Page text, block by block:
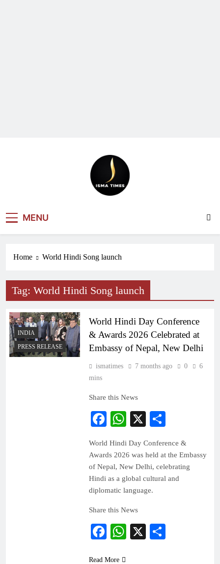
MENU
Home World Hindi Song launch
Tag: World Hindi Song launch
INDIA
PRESS RELEASE
World Hindi Day Conference
& Awards 2026 Celebrated at
Embassy of Nepal, New Delhi
ismatimes 7 months ago 0
6
mins
Share this News
Facebook
WhatsApp
X
World Hindi Day Conference &
Awards 2026 was held at the Embassy
of Nepal, New Delhi, celebrating
Hindi as a global cultural and
diplomatic language.
Share this News
Facebook
WhatsApp
X
Read More